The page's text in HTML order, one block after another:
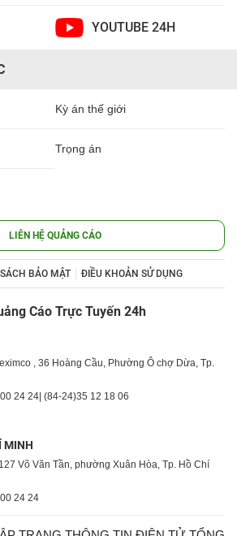
YOUTUBE 24H
Kỳ án thế giới
Trọng án
LIÊN HỆ QUẢNG CÁO
BẢO MẬT ĐIỀU KHOẢN SỬ DỤNG
Cáo Trực Tuyến 24h
, 36 Hoàng Cầu, Phường Ô chợ Dừa, Tp.
24 24| (84-24)35 12 18 06
MINH
Võ Văn Tần, phường Xuân Hòa, Tp. Hồ Chí
24 24